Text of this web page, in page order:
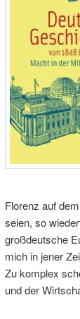
Florenz auf
seien, so
großdeutsche
mich in jener
Zu komplex
und der